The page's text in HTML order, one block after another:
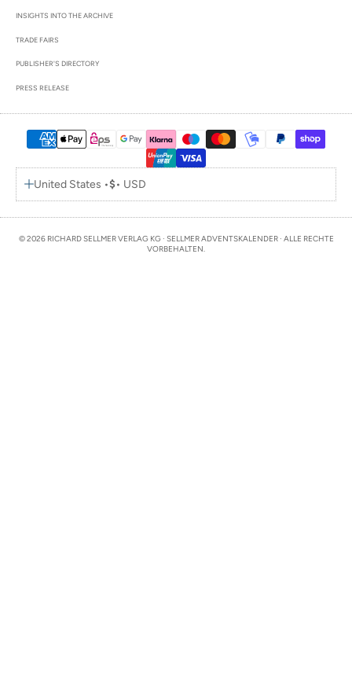
INSIGHTS INTO THE ARCHIVE
TRADE FAIRS
PUBLISHER'S DIRECTORY
PRESS RELEASE
United States •$• USD
© 2026 RICHARD SELLMER VERLAG KG · SELLMER ADVENTSKALENDER · ALLE RECHTE
VORBEHALTEN.